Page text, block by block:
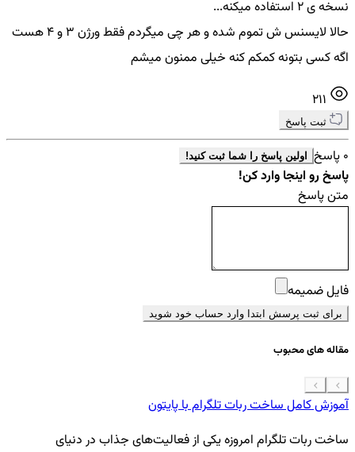
نسخه ی 2 استفاده میکنه...
حالا لایسنس ش تموم شده و هر چی میگردم فقط ورژن 3 و 4 هست
اگه کسی بتونه کمکم کنه خیلی ممنون میشم
ثبت پاسخ
0 پاسخ اولین پاسخ را شما ثبت کنید!
پاسخ رو اینجا وارد کن!
متن پاسخ
فایل ضمیمه
برای ثبت پرسش ابتدا وارد حساب خود شوید
مقاله های محبوب
آموزش کامل ساخت ربات تلگرام با پایتون
ساخت ربات تلگرام امروزه یکی از فعالیت‌های جذاب در دنیای